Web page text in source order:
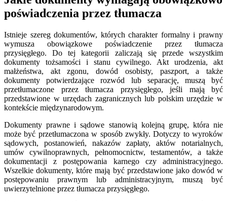
poświadczenia przez tłumacza
Istnieje szereg dokumentów, których charakter formalny i prawny
wymusza obowiązkowe poświadczenie przez tłumacza
przysięgłego. Do tej kategorii zaliczają się przede wszystkim
dokumenty tożsamości i stanu cywilnego. Akt urodzenia, akt
małżeństwa, akt zgonu, dowód osobisty, paszport, a także
dokumenty potwierdzające rozwód lub separację, muszą być
przetłumaczone przez tłumacza przysięgłego, jeśli mają być
przedstawione w urzędach zagranicznych lub polskim urzędzie w
kontekście międzynarodowym.
Dokumenty prawne i sądowe stanowią kolejną grupę, która nie
może być przetłumaczona w sposób zwykły. Dotyczy to wyroków
sądowych, postanowień, nakazów zapłaty, aktów notarialnych,
umów cywilnoprawnych, pełnomocnictw, testamentów, a także
dokumentacji z postępowania karnego czy administracyjnego.
Wszelkie dokumenty, które mają być przedstawione jako dowód w
postępowaniu prawnym lub administracyjnym, muszą być
uwierzytelnione przez tłumacza przysięgłego.